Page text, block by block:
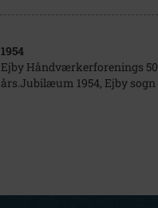
1954
Ejby Håndværkerforenings 50
års.Jubilæum 1954, Ejby sogn